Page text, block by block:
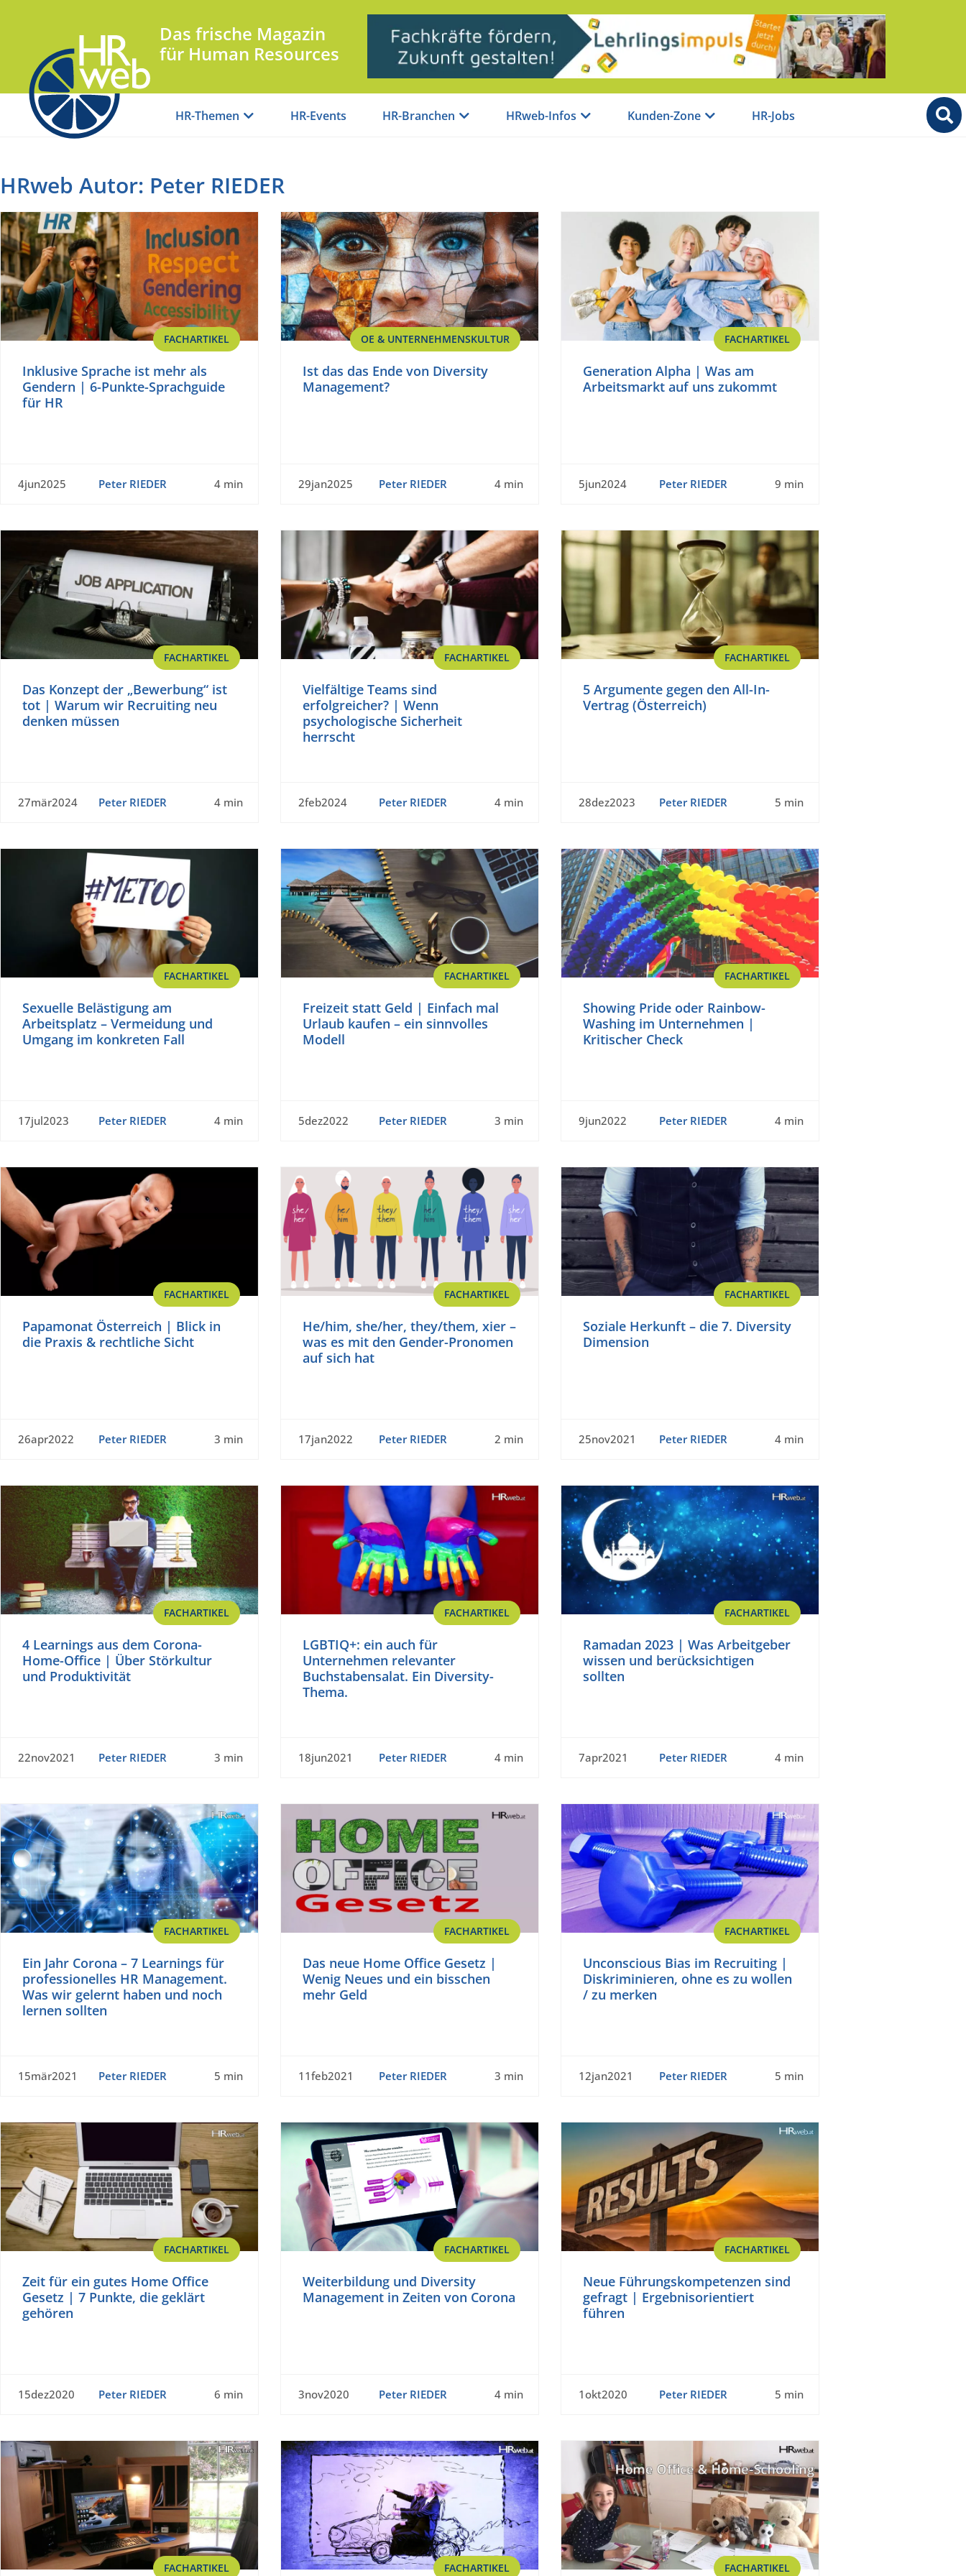
Das frische Magazin
für Human Resources
HR-Themen HR-Events HR-Branchen HRweb-Infos Kunden-Zone HR-Jobs
HRweb Autor: Peter RIEDER
FACHARTIKEL
Inklusive Sprache ist mehr als
Gendern | 6-Punkte-Sprachguide
für HR
4jun2025 Peter RIEDER 4 min
OE & UNTERNEHMENSKULTUR
Ist das das Ende von Diversity
Management?
29jan2025 Peter RIEDER 4 min
FACHARTIKEL
Generation Alpha | Was am
Arbeitsmarkt auf uns zukommt
5jun2024 Peter RIEDER 9 min
FACHARTIKEL
Das Konzept der „Bewerbung“ ist
tot | Warum wir Recruiting neu
denken müssen
27mär2024 Peter RIEDER 4 min
FACHARTIKEL
Vielfältige Teams sind
erfolgreicher? | Wenn
psychologische Sicherheit
herrscht
2feb2024 Peter RIEDER 4 min
FACHARTIKEL
5 Argumente gegen den All-In-
Vertrag (Österreich)
28dez2023 Peter RIEDER 5 min
FACHARTIKEL
Sexuelle Belästigung am
Arbeitsplatz – Vermeidung und
Umgang im konkreten Fall
17jul2023 Peter RIEDER 4 min
FACHARTIKEL
Freizeit statt Geld | Einfach mal
Urlaub kaufen – ein sinnvolles
Modell
5dez2022 Peter RIEDER 3 min
FACHARTIKEL
Showing Pride oder Rainbow-
Washing im Unternehmen |
Kritischer Check
9jun2022 Peter RIEDER 4 min
FACHARTIKEL
Papamonat Österreich | Blick in
die Praxis & rechtliche Sicht
26apr2022 Peter RIEDER 3 min
FACHARTIKEL
He/him, she/her, they/them, xier –
was es mit den Gender-Pronomen
auf sich hat
17jan2022 Peter RIEDER 2 min
FACHARTIKEL
Soziale Herkunft – die 7. Diversity
Dimension
25nov2021 Peter RIEDER 4 min
FACHARTIKEL
4 Learnings aus dem Corona-
Home-Office | Über Störkultur
und Produktivität
22nov2021 Peter RIEDER 3 min
FACHARTIKEL
LGBTIQ+: ein auch für
Unternehmen relevanter
Buchstabensalat. Ein Diversity-
Thema.
18jun2021 Peter RIEDER 4 min
FACHARTIKEL
Ramadan 2023 | Was Arbeitgeber
wissen und berücksichtigen
sollten
7apr2021 Peter RIEDER 4 min
FACHARTIKEL
Ein Jahr Corona – 7 Learnings für
professionelles HR Management.
Was wir gelernt haben und noch
lernen sollten
15mär2021 Peter RIEDER 5 min
FACHARTIKEL
Das neue Home Office Gesetz |
Wenig Neues und ein bisschen
mehr Geld
11feb2021 Peter RIEDER 3 min
FACHARTIKEL
Unconscious Bias im Recruiting |
Diskriminieren, ohne es zu wollen
/ zu merken
12jan2021 Peter RIEDER 5 min
FACHARTIKEL
Zeit für ein gutes Home Office
Gesetz | 7 Punkte, die geklärt
gehören
15dez2020 Peter RIEDER 6 min
FACHARTIKEL
Weiterbildung und Diversity
Management in Zeiten von Corona
3nov2020 Peter RIEDER 4 min
FACHARTIKEL
Neue Führungskompetenzen sind
gefragt | Ergebnisorientiert
führen
1okt2020 Peter RIEDER 5 min
FACHARTIKEL FACHARTIKEL FACHARTIKEL